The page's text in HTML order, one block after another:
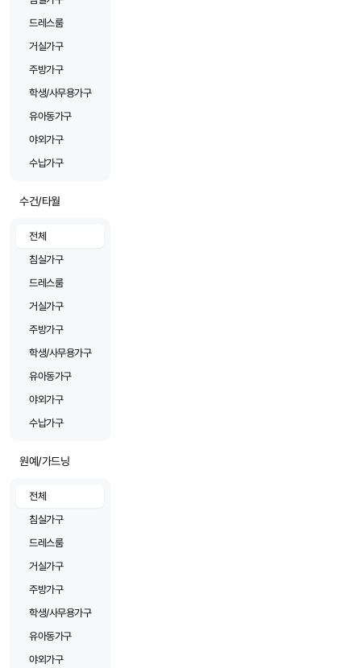
드레스룸
거실가구
주방가구
학생/사무용가구
유아동가구
야외가구
수납가구
수건/타월
전체
침실가구
드레스룸
거실가구
주방가구
학생/사무용가구
유아동가구
야외가구
수납가구
원예/가드닝
전체
침실가구
드레스룸
거실가구
주방가구
학생/사무용가구
유아동가구
야외가구